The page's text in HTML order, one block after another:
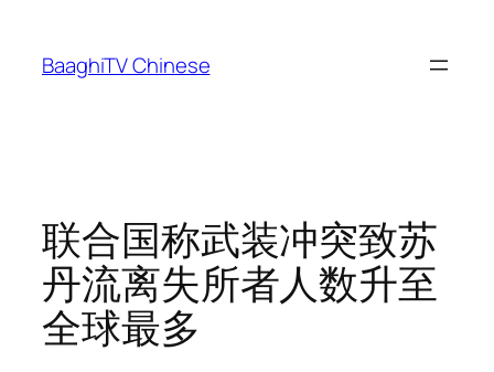
content
BaaghiTV Chinese
联合国称武装冲突致苏
丹流离失所者人数升至
全球最多